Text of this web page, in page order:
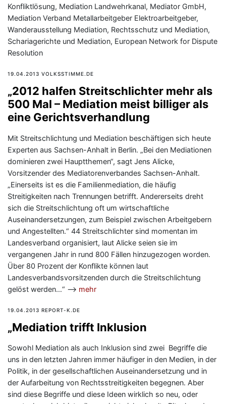
Konfliktlösung, Mediation Landwehrkanal, Mediator GmbH,
Mediation Verband Metallarbeitgeber Elektroarbeitgeber,
Wanderausstellung Mediation, Rechtsschutz und Mediation,
Schariagerichte und Mediation, European Network for Dispute
Resolution
19.04.2013 VOLKSSTIMME.DE
„2012 halfen Streitschlichter mehr als
500 Mal – Mediation meist billiger als
eine Gerichtsverhandlung
Mit Streitschlichtung und Mediation beschäftigen sich heute
Experten aus Sachsen-Anhalt in Berlin. „Bei den Mediationen
dominieren zwei Hauptthemen“, sagt Jens Alicke,
Vorsitzender des Mediatorenverbandes Sachsen-Anhalt.
„Einerseits ist es die Familienmediation, die häufig
Streitigkeiten nach Trennungen betrifft. Andererseits dreht
sich die Streitschlichtung oft um wirtschaftliche
Auseinandersetzungen, zum Beispiel zwischen Arbeitgebern
und Angestellten.“ 44 Streitschlichter sind momentan im
Landesverband organisiert, laut Alicke seien sie im
vergangenen Jahr in rund 800 Fällen hinzugezogen worden.
Über 80 Prozent der Konflikte können laut
Landesverbandsvorsitzenden durch die Streitschlichtung
gelöst werden…“ —> mehr
19.04.2013 REPORT-K.DE
„Mediation trifft Inklusion
Sowohl Mediation als auch Inklusion sind zwei Begriffe die
uns in den letzten Jahren immer häufiger in den Medien, in der
Politik, in der gesellschaftlichen Auseinandersetzung und in
der Aufarbeitung von Rechtsstreitigkeiten begegnen. Aber
sind diese Begriffe und diese Ideen wirklich so neu, oder